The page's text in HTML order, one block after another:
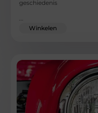
geschiedenis
...
Winkelen